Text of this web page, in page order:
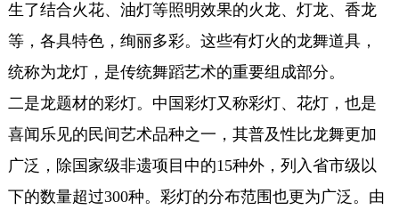
生了结合火花、油灯等照明效果的火龙、灯龙、香龙
等，各具特色，绚丽多彩。这些有灯火的龙舞道具，
统称为龙灯，是传统舞蹈艺术的重要组成部分。
二是龙题材的彩灯。中国彩灯又称彩灯、花灯，也是
喜闻乐见的民间艺术品种之一，其普及性比龙舞更加
广泛，除国家级非遗项目中的15种外，列入省市级以
下的数量超过300种。彩灯的分布范围也更为广泛。由